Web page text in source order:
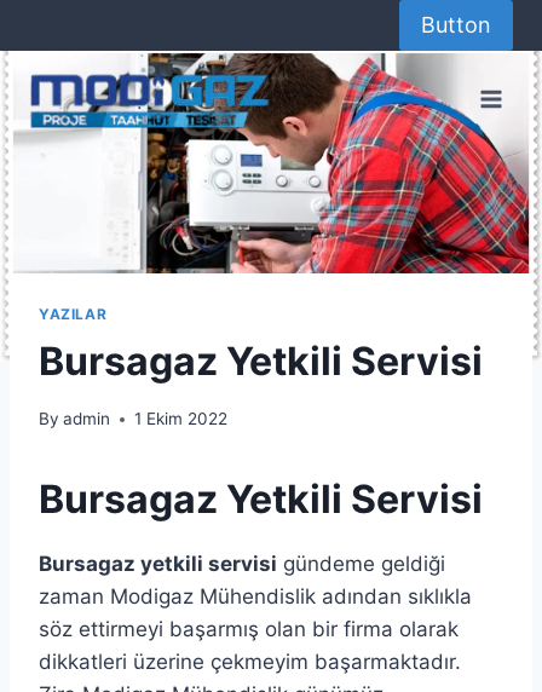
to
content
Button
YAZILAR
Bursagaz Yetkili Servisi
By admin 1 Ekim 2022
Bursagaz Yetkili Servisi
Bursagaz yetkili servisi gündeme geldiği
zaman Modigaz Mühendislik adından sıklıkla
söz ettirmeyi başarmış olan bir firma olarak
dikkatleri üzerine çekmeyim başarmaktadır.